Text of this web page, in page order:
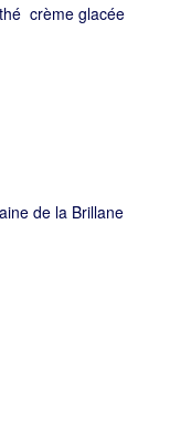
crème glacée
de la Brillane